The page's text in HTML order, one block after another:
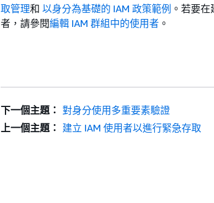
取管理和 以身分為基礎的 IAM 政策範例 。若要
者，請參閱編輯 IAM 群組中的使用者 。
下一個主題： 對身分使用多重要素驗證
上一個主題： 建立 IAM 使用者以進行緊急存取